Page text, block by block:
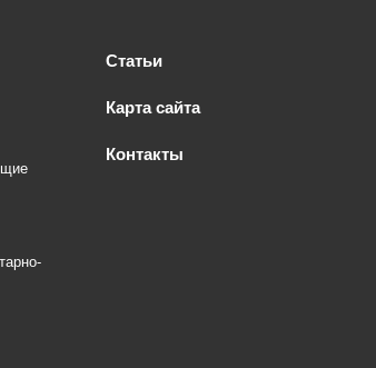
Статьи
Карта сайта
Контакты